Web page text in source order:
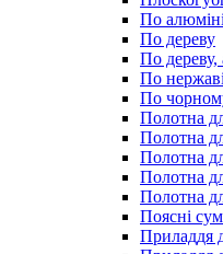
По
По дереву
По
По
По
Полотна
Полотна
Полотна
Полотна
Полотна
Поясні
Приладдя